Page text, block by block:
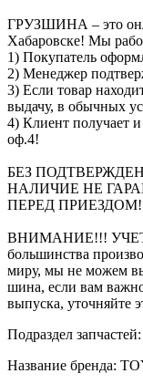
ГРУЗШИНА – это
Хабаровске! Мы
1) Покупатель
2) Менеджер
3) Если товар
выдачу, в обычных
4) Клиент получает и
оф.4!
БЕЗ
НАЛИЧИЕ НЕ
ПЕРЕД
ВНИМАНИЕ!!!
большинства
миру, мы не можем
шина, если вам
выпуска, уточняйте
Подраздел
Название бренда: